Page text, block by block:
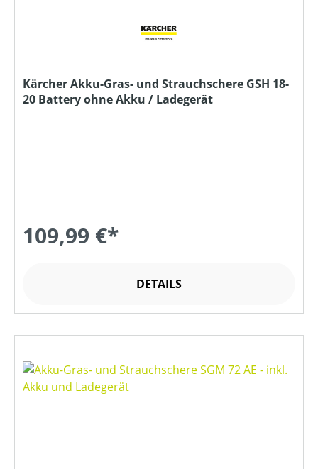
Kärcher Akku-Gras- und Strauchschere GSH 18-
20 Battery ohne Akku / Ladegerät
109,99 €*
DETAILS